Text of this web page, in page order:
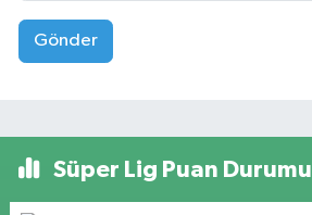
Gönder
Süper Lig Puan Durumu